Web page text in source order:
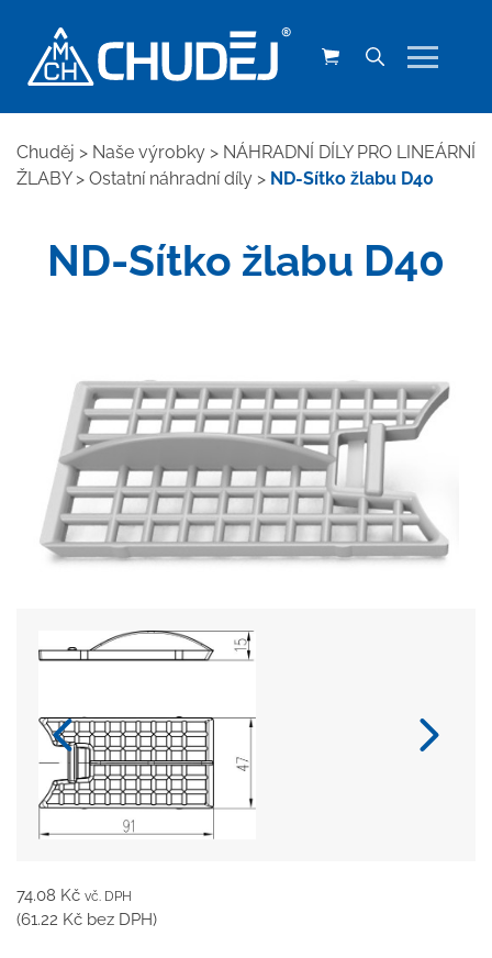
Chuděj > Naše výrobky > NÁHRADNÍ DÍLY PRO LINEÁRNÍ
ŽLABY> Ostatní náhradní díly > ND-Sítko žlabu D40
ND-Sítko žlabu D40
74.08 Kč vč. DPH
(61.22 Kč bez DPH)